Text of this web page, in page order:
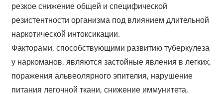
резкое снижение общей и специфической
резистентности организма под влиянием длительной
наркотической интоксикации.
Факторами, способствующими развитию туберкулеза
у наркоманов, являются застойные явления в легких,
поражения альвеолярного эпителия, нарушение
питания легочной ткани, снижение иммунитета,